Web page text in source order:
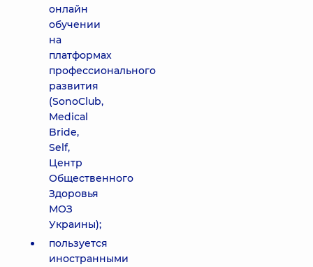
онлайн
обучении
на
платформах
профессионального
развития
(SonoClub,
Medical
Bride,
Self,
Центр
Общественного
Здоровья
МОЗ
Украины);
пользуется
иностранными